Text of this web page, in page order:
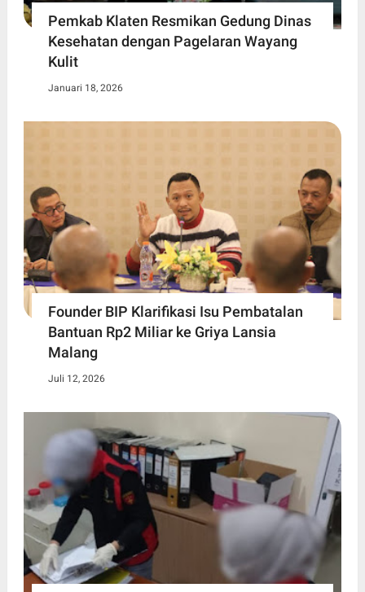
Pemkab Klaten Resmikan Gedung Dinas
Kesehatan dengan Pagelaran Wayang
Kulit
Januari 18, 2026
Founder BIP Klarifikasi Isu Pembatalan
Bantuan Rp2 Miliar ke Griya Lansia
Malang
Juli 12, 2026